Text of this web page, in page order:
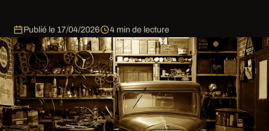
Publié le 17/04/2026 4 min de lecture